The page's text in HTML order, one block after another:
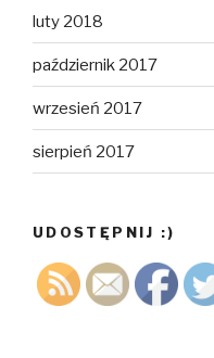
luty 2018
październik 2017
wrzesień 2017
sierpień 2017
UDOSTĘPNIJ :)